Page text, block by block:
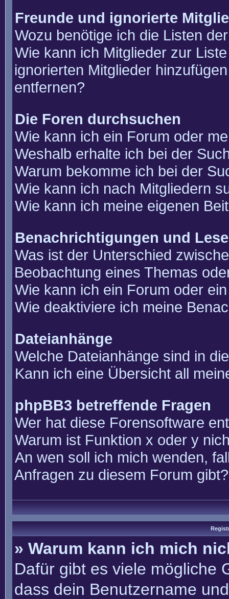
Freunde und ignorierte
Wozu benötige ich die Listen
Wie kann ich Mitglieder zur
ignorierten Mitglieder
entfernen?
Die Foren durchsuchen
Wie kann ich ein Forum oder
Weshalb erhalte ich bei der
Warum bekomme ich bei der
Wie kann ich nach Mitgliedern
Wie kann ich meine eigenen
Benachrichtigungen und
Was ist der Unterschied
Beobachtung eines Themas
Wie kann ich ein Forum oder
Wie deaktiviere ich meine
Dateianhänge
Welche Dateianhänge sind in
Kann ich eine Übersicht all
phpBB3 betreffende Fragen
Wer hat diese Forensoftware
Warum ist Funktion x oder y
An wen soll ich mich wenden,
Anfragen zu diesem Forum gibt?
» Warum kann ich mich
Dafür gibt es viele mögliche
dass dein Benutzername